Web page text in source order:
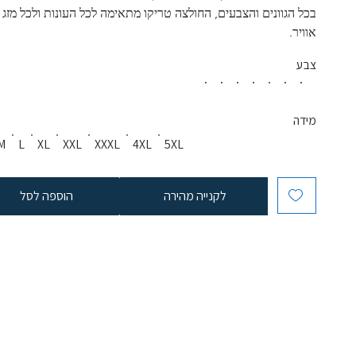
בכל הגוונים והצבעים, החולצה טריקו מתאימה לכל העונות ולכל מזג
אוויר.
צבע
L XL XXL XXXL 4XL 5XL
מידה
הוספה לסל לקנייה מהירה